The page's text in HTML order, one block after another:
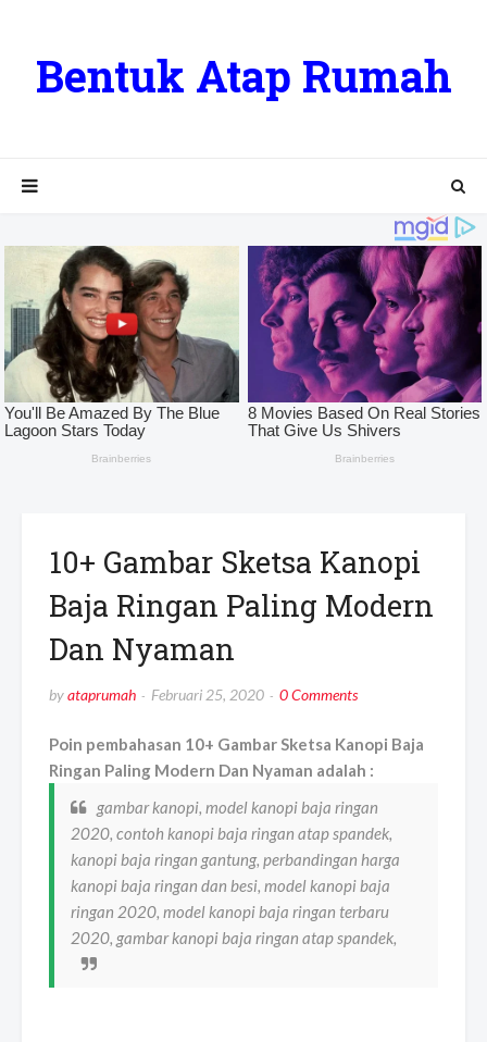
Bentuk Atap Rumah
10+ Gambar Sketsa Kanopi
Baja Ringan Paling Modern
Dan Nyaman
byataprumah Februari 25, 2020 0 Comments
Poin pembahasan 10+ Gambar Sketsa Kanopi Baja
Ringan Paling Modern Dan Nyaman adalah :
gambar kanopi, model kanopi baja ringan
2020, contoh kanopi baja ringan atap spandek,
kanopi baja ringan gantung, perbandingan harga
kanopi baja ringan dan besi, model kanopi baja
ringan 2020, model kanopi baja ringan terbaru
2020, gambar kanopi baja ringan atap spandek,